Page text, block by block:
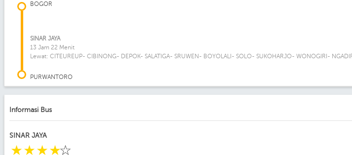
BOGOR
SINAR JAYA
13 Jam 22 Menit
Lewat: CITEUREUP- CIBINONG- DEPOK- SALATIGA- SRUWEN- BOYOLALI- SOLO- SUKOHARJO- WONOGIRI-
PURWANTORO
Informasi Bus
SINAR JAYA
☆
☆
☆
☆
☆